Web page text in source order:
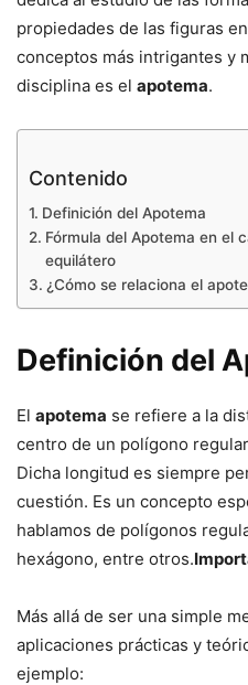
propiedades de las figuras
conceptos más intrigantes y
disciplina es el apotema.
Contenido
Definición del Apotema
Fórmula del Apotema en el
equilátero
¿Cómo se relaciona el
Definición del
El apotema se refiere a la
centro de un polígono
Dicha longitud es siempre
cuestión. Es un concepto
hablamos de polígonos
hexágono, entre otros.
Más allá de ser una simple
aplicaciones prácticas y
ejemplo: